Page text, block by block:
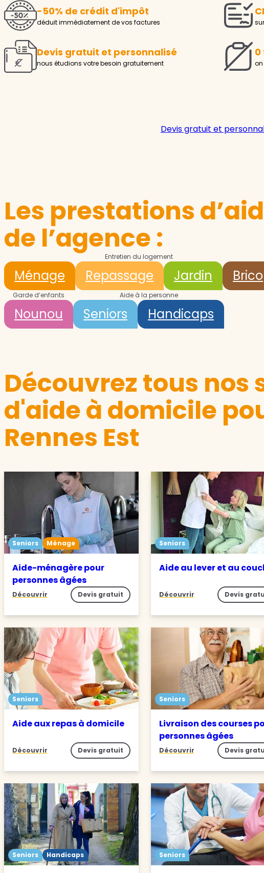
-50% de crédit d'impôt
déduit immédiatement de vos factures
Devis gratuit et personnalisé
nous étudions votre besoin gratuitement
0
Devis gratuit et
Les prestations
de l’agence :
Entretien du logement
Ménage Repassage Jardin Brico
Garde d’enfants
Nounou
Aide à la personne
Seniors Handicaps
Découvrez tous nos
d'aide à domicile
Rennes Est
Seniors Ménage
Aide-ménagère pour
personnes âgées
Découvrir Devis gratuit
Seniors
Aide au lever et au
Découvrir Devis
Seniors
Aide aux repas à domicile
Découvrir Devis gratuit
Seniors
Livraison des courses
personnes âgées
Découvrir Devis
Seniors Handicaps Seniors